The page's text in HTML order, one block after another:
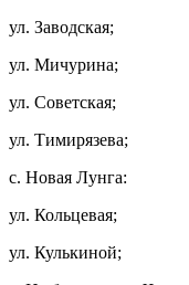
ул. Заводская;
ул. Мичурина;
ул. Советская;
ул. Тимирязева;
с. Новая Лунга:
ул. Кольцевая;
ул. Кулькиной;